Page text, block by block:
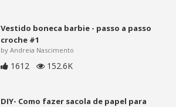
Vestido boneca barbie - passo a passo
croche #1
by Andreia Nascimento
1612 152.6K
DIY- Como fazer sacola de papel para